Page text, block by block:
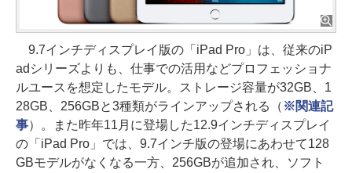
9.7インチディスプレイ版の「iPad Pro」は、従来のiP
adシリーズよりも、仕事での活用などプロフェッショナ
ルユースを想定したモデル。ストレージ容量が32GB、1
28GB、256GBと3種類がラインアップされる（ ※関連記
事）。また昨年11月に登場した12.9インチディスプレイ
の「iPad Pro」では、9.7インチ版の登場にあわせて128
GBモデルがなくなる一方、256GBが追加され、ソフト